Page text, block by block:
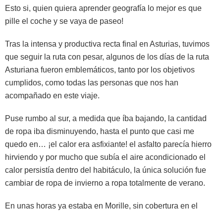
Esto si, quien quiera aprender geografía lo mejor es que
pille el coche y se vaya de paseo!
Tras la intensa y productiva recta final en Asturias, tuvimos
que seguir la ruta con pesar, algunos de los días de la ruta
Asturiana fueron emblemáticos, tanto por los objetivos
cumplidos, como todas las personas que nos han
acompañado en este viaje.
Puse rumbo al sur, a medida que íba bajando, la cantidad
de ropa iba disminuyendo, hasta el punto que casi me
quedo en… ¡el calor era asfixiante! el asfalto parecía hierro
hirviendo y por mucho que subía el aire acondicionado el
calor persistía dentro del habitáculo, la única solución fue
cambiar de ropa de invierno a ropa totalmente de verano.
En unas horas ya estaba en Morille, sin cobertura en el